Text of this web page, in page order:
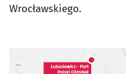
Wrocławskiego.